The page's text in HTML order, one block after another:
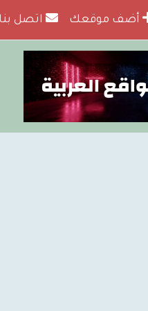
أضف موقعك اتصل بنا